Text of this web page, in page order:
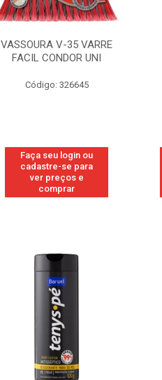
VASSOURA V-35 VARRE
FACIL CONDOR UNI
Código: 326645
Faça seu login ou
cadastre-se para
ver preços e
comprar